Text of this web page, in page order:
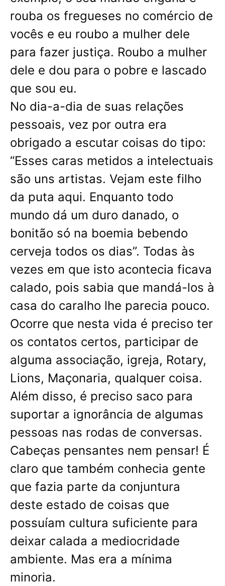
rouba os fregueses no comércio de
vocês e eu roubo a mulher dele
para fazer justiça. Roubo a mulher
dele e dou para o pobre e lascado
que sou eu.
No dia-a-dia de suas relações
pessoais, vez por outra era
obrigado a escutar coisas do tipo:
“Esses caras metidos a intelectuais
são uns artistas. Vejam este filho
da puta aqui. Enquanto todo
mundo dá um duro danado, o
bonitão só na boemia bebendo
cerveja todos os dias”. Todas às
vezes em que isto acontecia ficava
calado, pois sabia que mandá-los à
casa do caralho lhe parecia pouco.
Ocorre que nesta vida é preciso ter
os contatos certos, participar de
alguma associação, igreja, Rotary,
Lions, Maçonaria, qualquer coisa.
Além disso, é preciso saco para
suportar a ignorância de algumas
pessoas nas rodas de conversas.
Cabeças pensantes nem pensar! É
claro que também conhecia gente
que fazia parte da conjuntura
deste estado de coisas que
possuíam cultura suficiente para
deixar calada a mediocridade
ambiente. Mas era a mínima
minoria.